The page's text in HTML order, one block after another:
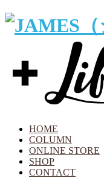
HOME
COLUMN
ONLINE STORE
SHOP
CONTACT